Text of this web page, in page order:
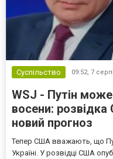
Суспільство 09:52, 7
WSJ - Путін
восени:
новий прогноз
Тепер США вважають, що
Україні. У розвідці США